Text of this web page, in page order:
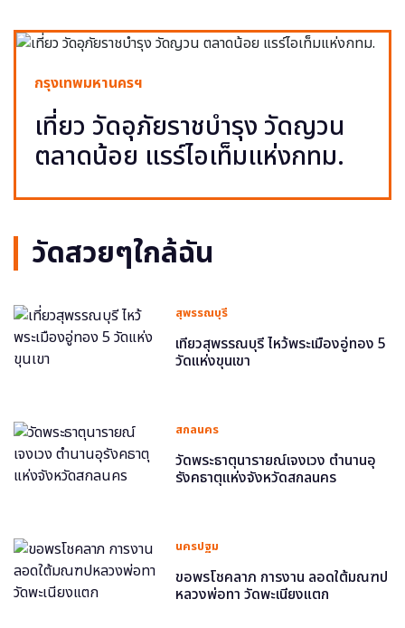
กรุงเทพมหานครฯ
เที่ยว วัดอุภัยราชบำรุง วัดญวน
ตลาดน้อย แรร์ไอเท็มแห่งกทม.
วัดสวยๆใกล้ฉัน
สุพรรณบุรี
เที่ยวสุพรรณบุรี ไหว้พระเมืองอู่ทอง 5
วัดแห่งขุนเขา
สกลนคร
วัดพระธาตุนารายณ์เจงเวง ตำนานอุ
รังคธาตุแห่งจังหวัดสกลนคร
นครปฐม
ขอพรโชคลาภ การงาน ลอดใต้มณฑป
หลวงพ่อทา วัดพะเนียงแตก